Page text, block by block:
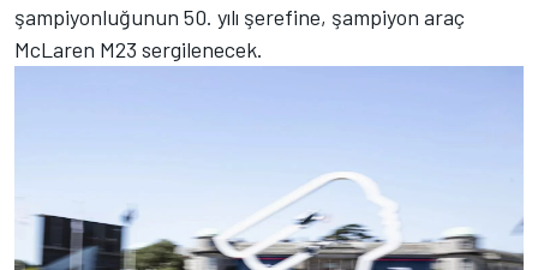
şampiyonluğunun 50. yılı şerefine, şampiyon araç
McLaren M23 sergilenecek.